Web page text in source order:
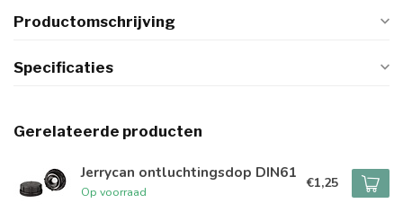
Productomschrijving
Specificaties
Gerelateerde producten
Jerrycan ontluchtingsdop DIN61
Op voorraad
€1,25